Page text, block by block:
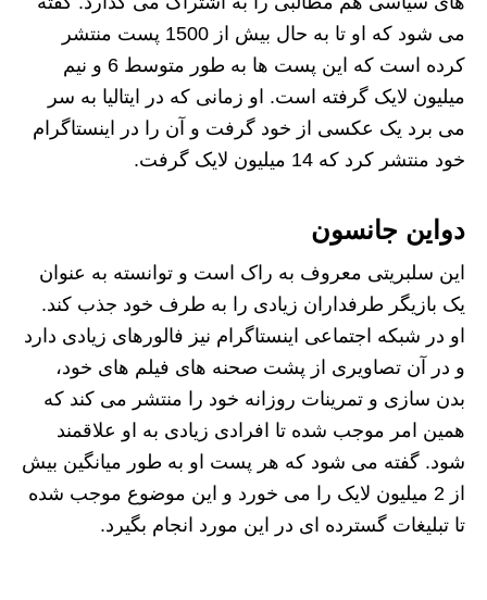
می شود که او تا به حال بیش از 1500 پست منتشر
کرده است که این پست ها به طور متوسط 6 و نیم
میلیون لایک گرفته است. او زمانی که در ایتالیا به سر
می برد یک عکسی از خود گرفت و آن را در اینستاگرام
خود منتشر کرد که 14 میلیون لایک گرفت.
دواین جانسون
این سلبریتی معروف به راک است و توانسته به عنوان
یک بازیگر طرفداران زیادی را به طرف خود جذب کند.
او در شبکه اجتماعی اینستاگرام نیز فالورهای زیادی دارد
و در آن تصاویری از پشت صحنه های فیلم های خود،
بدن سازی و تمرینات روزانه خود را منتشر می کند که
همین امر موجب شده تا افرادی زیادی به او علاقمند
شود. گفته می شود که هر پست او به طور میانگین بیش
از 2 میلیون لایک را می خورد و این موضوع موجب شده
تا تبلیغات گسترده ای در این مورد انجام بگیرد.